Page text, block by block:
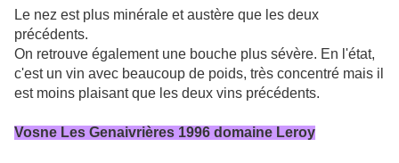
Le nez est plus minérale et austère que les deux
précédents.
On retrouve également une bouche plus sévère. En l'état,
c'est un vin avec beaucoup de poids, très concentré mais il
est moins plaisant que les deux vins précédents.
Vosne Les Genaivrières 1996 domaine Leroy